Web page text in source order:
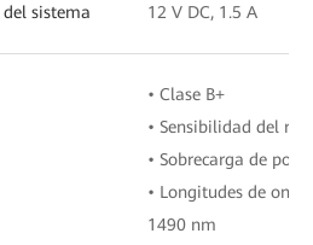
sistema 12 V DC, 1.5 A
• Clase B+
• Sensibilidad del
• Sobrecarga de
• Longitudes de
1490 nm